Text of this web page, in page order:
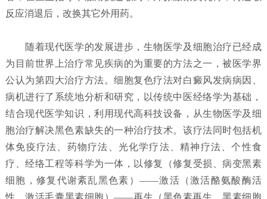
反应消退后，改换其它外用药。
随着现代医学的发展进步，生物医学及细胞治疗已经成
为目前世界上治疗常见疾病的为重要的方法之一，被医学界
公认为第四大治疗方法。细胞复色疗法对白癜风发病病因、
病机进行了系统地分析和研究，以传统中医经络学为基础，
结合现代医学知识，利用现代高科技设备，从生物医学及细
胞治疗解决黑色素缺失的一种治疗技术。该疗法同时包括机
体免疫疗法、药物疗法、光化学疗法、精神疗法、个性食
疗、经络工程等科学为一体，以修复（修复受损、病变黑素
细胞，修复代谢紊乱黑色素）——激活（激活酪氨酸酶活